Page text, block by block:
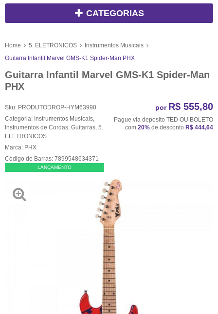
CATEGORIAS
Home 5. ELETRONICOS
Instrumentos Musicais
Guitarra Infantil Marvel GMS-K1 Spider-Man PHX
Guitarra Infantil Marvel GMS-K1 Spider-Man
PHX
Sku: PRODUTODROP-HYM63990
Categoria: Instrumentos Musicais
Instrumentos de Cordas Guitarras 5.
ELETRONICOS
Marca: PHX
Código de Barras: 7899548634371
LANÇAMENTO
por R$ 555,80
Pague via deposito TED OU BOLETO
com 20% de desconto R$ 444,64